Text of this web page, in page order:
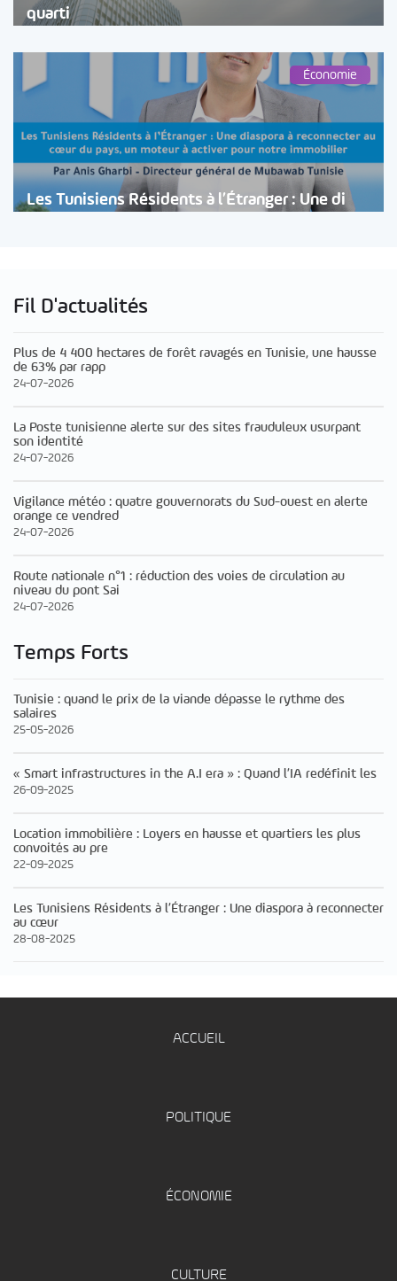
quarti
Économie
Les Tunisiens Résidents à l’Étranger : Une di
Fil D'actualités
Plus de 4 400 hectares de forêt ravagés en Tunisie, une hausse
de 63% par rapp
24-07-2026
La Poste tunisienne alerte sur des sites frauduleux usurpant
son identité
24-07-2026
Vigilance météo : quatre gouvernorats du Sud-ouest en alerte
orange ce vendred
24-07-2026
Route nationale n°1 : réduction des voies de circulation au
niveau du pont Sai
24-07-2026
Temps Forts
Tunisie : quand le prix de la viande dépasse le rythme des
salaires
25-05-2026
« Smart infrastructures in the A.I era » : Quand l’IA redéfinit les
26-09-2025
Location immobilière : Loyers en hausse et quartiers les plus
convoités au pre
22-09-2025
Les Tunisiens Résidents à l’Étranger : Une diaspora à reconnecter
au cœur
28-08-2025
ACCUEIL
POLITIQUE
ÉCONOMIE
CULTURE